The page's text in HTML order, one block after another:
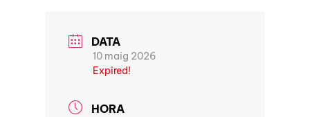
DATA
10 maig 2026
Expired!
HORA